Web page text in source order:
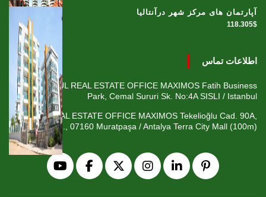
آپارتمان های مرکز شهر درآنتالیا
118.305$
اطلاعات تماس
ISTANBUL REAL ESTATE OFFICE MAXIMOS Fatih Business
Park, Cemal Sururi Sk. No:4A SISLI / Istanbul
ANTALYA REAL ESTATE OFFICE MAXIMOS Tekelioğlu Cad. 90A,
Fener Mah., 07160 Muratpaşa / Antalya Terra City Mall (100m)